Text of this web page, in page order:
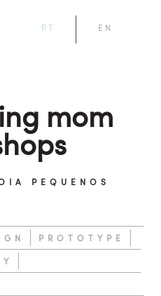
PT EN
mom
PEQUENOS
PROTOTYPE